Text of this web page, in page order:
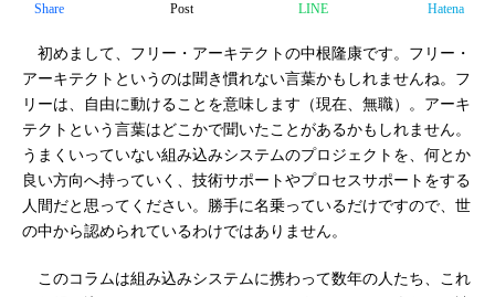
Share Post LINE Hatena
初めまして、フリー・アーキテクトの中根隆康です。フリー・
アーキテクトというのは聞き慣れない言葉かもしれませんね。フ
リーは、自由に動けることを意味します（現在、無職）。アーキ
テクトという言葉はどこかで聞いたことがあるかもしれません。
うまくいっていない組み込みシステムのプロジェクトを、何とか
良い方向へ持っていく、技術サポートやプロセスサポートをする
人間だと思ってください。勝手に名乗っているだけですので、世
の中から認められているわけではありません。
このコラムは組み込みシステムに携わって数年の人たち、これ